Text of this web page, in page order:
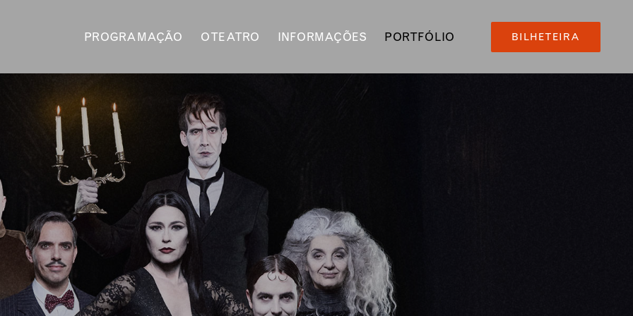
PROGRAMAÇÃO O TEATRO INFORMAÇÕES PORTFÓLIO BILHETEIRA